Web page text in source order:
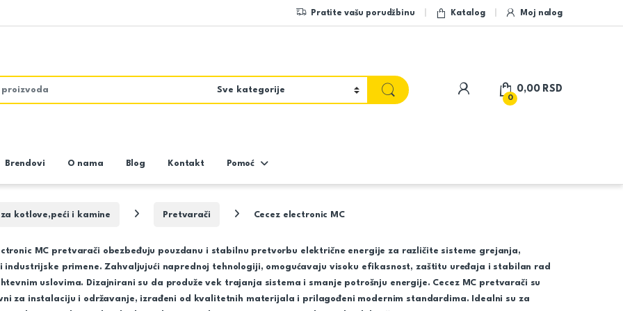
Pratite vašu porudžbinu Katalog Moj nalog
My Account
0
0,00 RSD
Brendovi O nama Blog Kontakt Pomoć
kotlove,peći i kamine Pretvarači Cecez electronic MC
MC pretvarači obezbeđuju pouzdanu i stabilnu pretvorbu električne energije za različite sisteme grejanja,
industrijske primene. Zahvaljujući naprednoj tehnologiji, omogućavaju visoku efikasnost, zaštitu uređaja i stabilan rad
uslovima. Dizajnirani su da produže vek trajanja sistema i smanje potrošnju energije. Cecez MC pretvarači su
za instalaciju i održavanje, izrađeni od kvalitetnih materijala i prilagođeni modernim standardima. Idealni su za